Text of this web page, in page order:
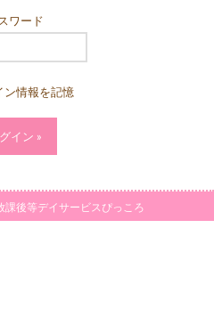
ワード
情報を記憶
後等デイサービスぴっころ